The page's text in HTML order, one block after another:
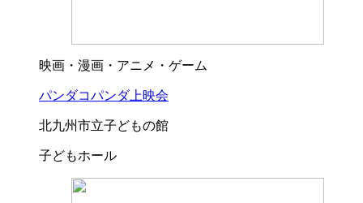
映画・漫画・アニメ・ゲーム
パンダコパンダ上映会
北九州市立子どもの館
子どもホール